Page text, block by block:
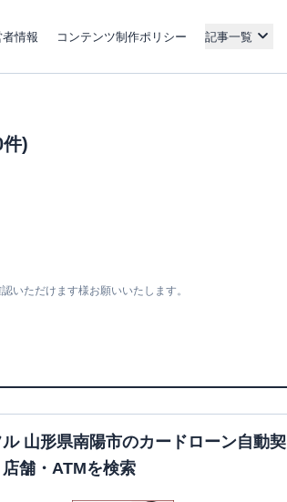
情報 コンテンツ制作ポリシー 記事一覧
)
いただけます様お願いいたします。
山形県南陽市のカードローン自動契
舗・ATMを検索